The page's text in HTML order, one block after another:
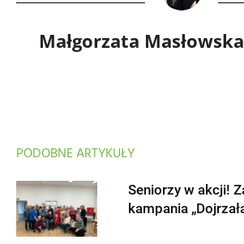
Małgorzata
PODOBNE ARTYKUŁY
Seniorzy w akcji!
kampania